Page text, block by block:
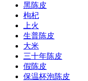
黑陈皮
枸杞
上火
生普陈皮
大米
三十年陈皮
假陈皮
保温杯泡陈皮